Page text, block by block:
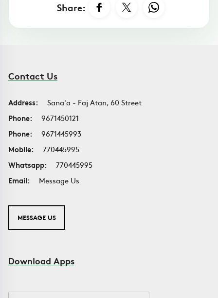
Share:
Contact Us
Address:
Sana'a - Faj Atan, 60 Street
Phone:
9671450121
Phone:
9671445993
Mobile:
770445995
Whatsapp:
770445995
Email:
Message Us
MESSAGE US
Download Apps